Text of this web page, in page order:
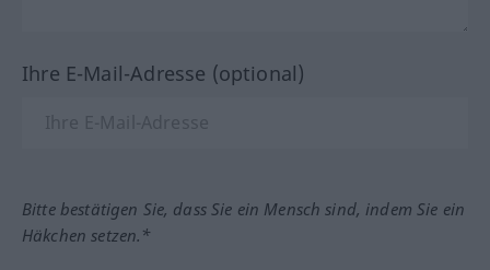
Ihre E-Mail-Adresse (optional)
Bitte bestätigen Sie, dass Sie ein Mensch sind, indem Sie ein
Häkchen setzen.*